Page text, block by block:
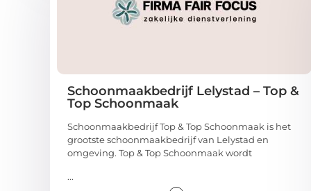
Schoonmaakbedrijf Lelystad – Top &
Top Schoonmaak
Schoonmaakbedrijf Top & Top Schoonmaak is het
grootste schoonmaakbedrijf van Lelystad en
omgeving. Top & Top Schoonmaak wordt
...